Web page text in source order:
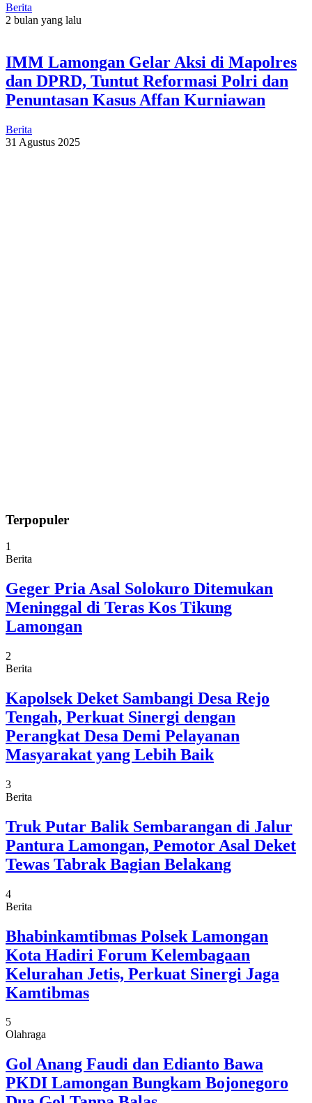
Berita
2 bulan yang lalu
IMM Lamongan Gelar Aksi di Mapolres
dan DPRD, Tuntut Reformasi Polri dan
Penuntasan Kasus Affan Kurniawan
Berita
31 Agustus 2025
Terpopuler
1
Berita
Geger Pria Asal Solokuro Ditemukan
Meninggal di Teras Kos Tikung
Lamongan
2
Berita
Kapolsek Deket Sambangi Desa Rejo
Tengah, Perkuat Sinergi dengan
Perangkat Desa Demi Pelayanan
Masyarakat yang Lebih Baik
3
Berita
Truk Putar Balik Sembarangan di Jalur
Pantura Lamongan, Pemotor Asal Deket
Tewas Tabrak Bagian Belakang
4
Berita
Bhabinkamtibmas Polsek Lamongan
Kota Hadiri Forum Kelembagaan
Kelurahan Jetis, Perkuat Sinergi Jaga
Kamtibmas
5
Olahraga
Gol Anang Faudi dan Edianto Bawa
PKDI Lamongan Bungkam Bojonegoro